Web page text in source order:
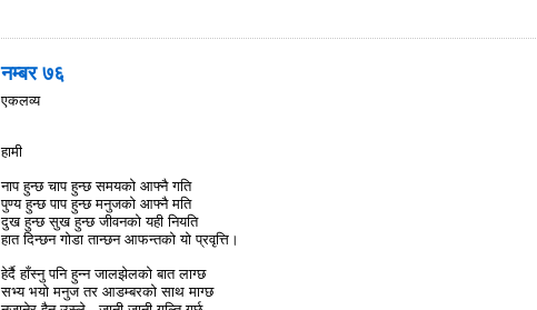
नम्बर ७६
एकलव्य
हामी
नाप हुन्छ चाप हुन्छ समयको आफ्नै गति
पुण्य हुन्छ पाप हुन्छ मनुजको आफ्नै मति
दुख हुन्छ सुख हुन्छ जीवनको यही नियति
हात दिन्छन गोडा तान्छन आफन्तको यो प्रवृत्ति।
हेर्दै हाँस्नु पनि हुन्न जालझेलको बात लाग्छ
सभ्य भयो मनुज तर आडम्बरको साथ माग्छ